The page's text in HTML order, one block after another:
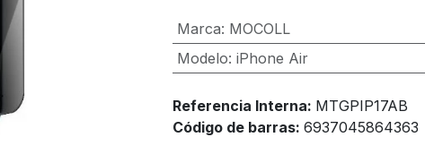
Marca: MOCOLL
Modelo: iPhone Air
Referencia Interna: MTGPIP17AB
Código de barras: 6937045864363